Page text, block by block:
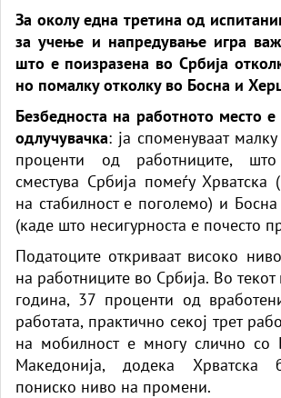
За околу една третина од
за учење и напредување игра
што е поизразена во Србија
но помалку отколку во Босна и
Безбедноста на работното место
одлучувачка: ја споменуваат
проценти од работниците,
сместува Србија помеѓу Хрватска
на стабилност е поголемо) и
(каде што несигурноста е почесто
Податоците откриваат високо
на работниците во Србија. Во текот
година, 37 проценти од
работата, практично секој трет
на мобилност е многу слично со
Македонија, додека Хрватска
пониско ниво на промени.